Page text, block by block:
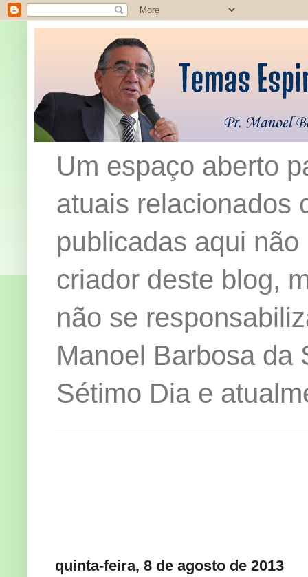
Um espaço aberto
atuais relacionados
publicadas aqui
criador deste blog,
não se
Manoel Barbosa da
Sétimo Dia e
quinta-feira, 8 de agosto de 2013